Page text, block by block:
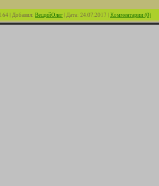
|Добавил: ВещийОлег|Дата: 24.07.2017 |Комментарии (0)